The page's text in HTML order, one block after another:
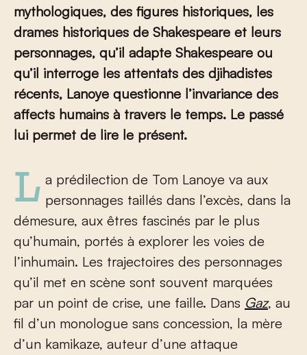
mythologiques, des figures historiques, les
drames historiques de Shakespeare et leurs
personnages, qu’il adapte Shakespeare ou
qu’il interroge les attentats des djihadistes
récents, Lanoye questionne l’invariance des
affects humains à travers le temps. Le passé
lui permet de lire le présent.
La prédilection de Tom Lanoye va aux personnages taillés dans l’excès, dans la
démesure, aux êtres fascinés par le plus
qu’humain, portés à explorer les voies de
l’inhumain. Les trajectoires des personnages
qu’il met en scène sont souvent marquées
par un point de crise, une faille. Dans Gaz, au
fil d’un monologue sans concession, la mère
d’un kamikaze, auteur d’une attaque